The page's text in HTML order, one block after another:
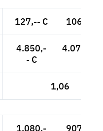
127,-- € 106,72 €
4.850,-
- €
4.075,63
1,06
1.080,-
907,56 €